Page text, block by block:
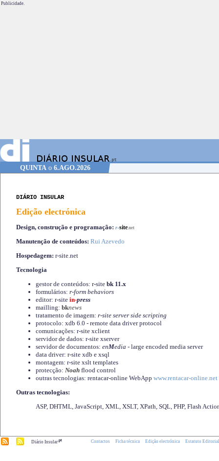
Publicidade.
QUINTAo 6.AGO.2026
DIÁRIO INSULAR
Edição electrónica
Design, construção e programação: r-site.net
Manutenção de conteúdos: Rui Azevedo
Hospedagem: r-site.net
Tecnologia
gestor de conteúdos: r-site bk 11.x
formulários: r-form behaviors
editor: r-site in-press
mailling: bknews
tratamento de imagem: r-site server side scripting
protocolo: xdb 6.0 - remote data driver protocol
comunicações: r-site xclient
servidor de dados: r-site xserver
servidor de documentos: enMedia - large encoded media server
data driver: r-site xdb e xsql
montagem: r-site xslt templates
protecção: Noah flood control
outras tecnologias: rentacar-online WebApp www.rentacar-online.net
Outras tecnologias:
ASP, DHTML, JavaScript, XML, XSLT, XPath, SQL, PHP, Flash
Diário Insular.pt Contactos Ficha técnica Edição electrónica Estatuto Editorial